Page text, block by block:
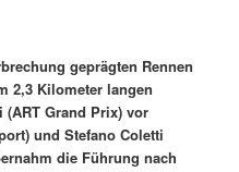
geprägten Rennen
2,3 Kilometer langen
Grand Prix) vor
und Stefano Coletti
die Führung nach